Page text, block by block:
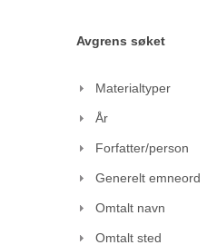
Avgrens søket
Materialtyper
År
Forfatter/person
Generelt emneord
Omtalt navn
Omtalt sted